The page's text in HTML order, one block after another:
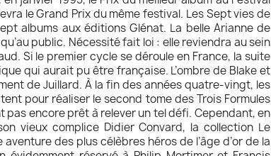
le Grand Prix du même festival. Les Sept vies de
albums aux éditions Glénat. La belle Arianne de
public. Nécessité fait loi : elle reviendra au sein
Si le premier cycle se déroule en France, la suite
qui aurait pu être française. L’ombre de Blake et
de Juillard. À la fin des années quatre-vingt, les
pour réaliser le second tome des Trois Formules
pas encore prêt à relever un tel défi. Cependant, en
vieux complice Didier Convard, la collection Le
des plus célèbres héros de l’âge d’or de la